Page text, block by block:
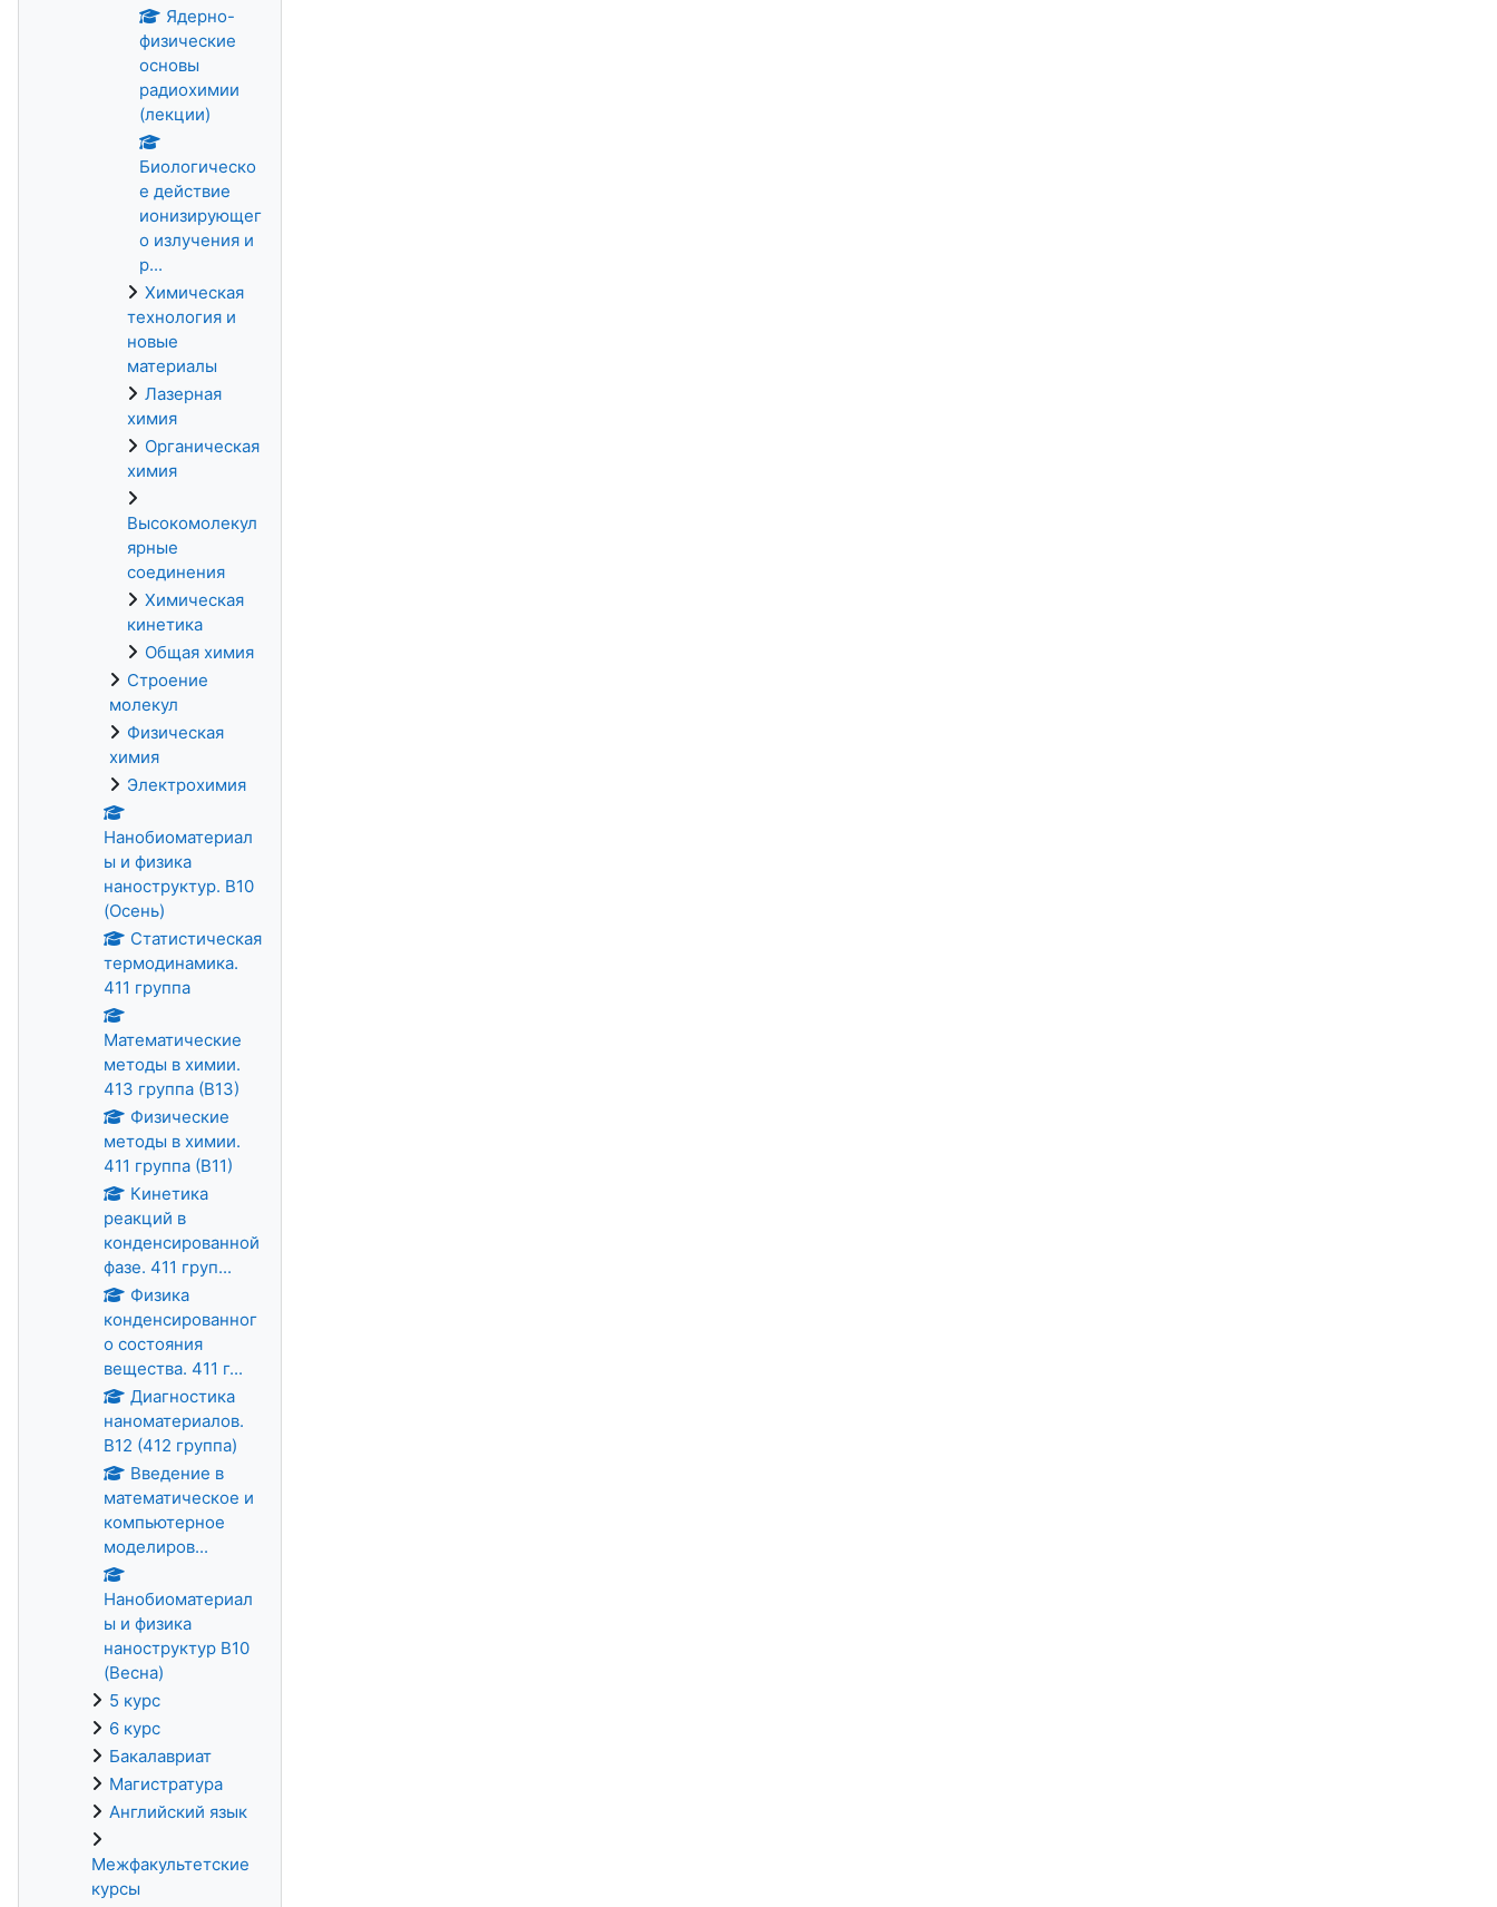
Ядерно-
физические
основы
радиохимии
(лекции)
Биологическо
е действие
ионизирующег
о излучения и
р...
Химическая
технология и
новые
материалы
Лазерная
химия
Органическая
химия
Высокомолекул
ярные
соединения
Химическая
кинетика
Общая химия
Строение
молекул
Физическая
химия
Электрохимия
Нанобиоматериал
ы и физика
наноструктур. В10
(Осень)
Статистическая
термодинамика.
411 группа
Математические
методы в химии.
413 группа (В13)
Физические
методы в химии.
411 группа (В11)
Кинетика
реакций в
конденсированной
фазе. 411 груп...
Физика
конденсированног
о состояния
вещества. 411 г...
Диагностика
наноматериалов.
В12 (412 группа)
Введение в
математическое и
компьютерное
моделиров...
Нанобиоматериал
ы и физика
наноструктур В10
(Весна)
5 курс
6 курс
Бакалавриат
Магистратура
Английский язык
Межфакультетские
курсы